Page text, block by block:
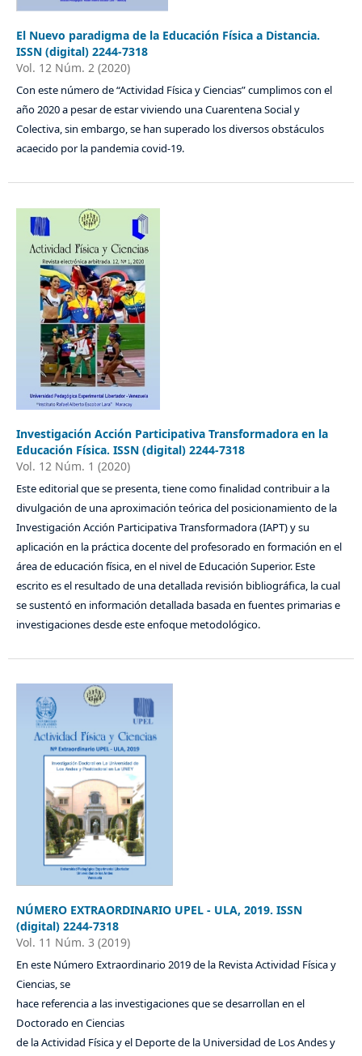
El Nuevo paradigma de la Educación Física a Distancia.
ISSN (digital) 2244-7318
Vol. 12 Núm. 2 (2020)
Con este número de “Actividad Física y Ciencias” cumplimos con el
año 2020 a pesar de estar viviendo una Cuarentena Social y
Colectiva, sin embargo, se han superado los diversos obstáculos
acaecido por la pandemia covid-19.
Investigación Acción Participativa Transformadora en la
Educación Física. ISSN (digital) 2244-7318
Vol. 12 Núm. 1 (2020)
Este editorial que se presenta, tiene como finalidad contribuir a la
divulgación de una aproximación teórica del posicionamiento de la
Investigación Acción Participativa Transformadora (IAPT) y su
aplicación en la práctica docente del profesorado en formación en el
área de educación física, en el nivel de Educación Superior. Este
escrito es el resultado de una detallada revisión bibliográfica, la cual
se sustentó en información detallada basada en fuentes primarias e
investigaciones desde este enfoque metodológico.
NÚMERO EXTRAORDINARIO UPEL - ULA, 2019. ISSN
(digital) 2244-7318
Vol. 11 Núm. 3 (2019)
En este Número Extraordinario 2019 de la Revista Actividad Física y
Ciencias, se
hace referencia a las investigaciones que se desarrollan en el
Doctorado en Ciencias
de la Actividad Física y el Deporte de la Universidad de Los Andes y